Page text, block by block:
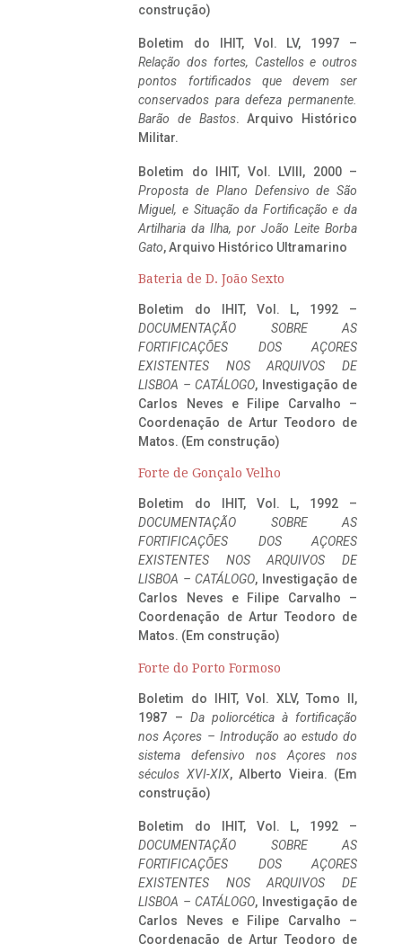
construção)
Boletim do IHIT, Vol. LV, 1997 –
Relação dos fortes, Castellos e outros
pontos fortificados que devem ser
conservados para defeza permanente.
Barão de Bastos. Arquivo Histórico
Militar.
Boletim do IHIT, Vol. LVIII, 2000 –
Proposta de Plano Defensivo de São
Miguel, e Situação da Fortificação e da
Artilharia da Ilha, por João Leite Borba
Gato, Arquivo Histórico Ultramarino
Bateria de D. João Sexto
Boletim do IHIT, Vol. L, 1992 –
DOCUMENTAÇÃO SOBRE AS
FORTIFICAÇÕES DOS AÇORES
EXISTENTES NOS ARQUIVOS DE
LISBOA – CATÁLOGO, Investigação de
Carlos Neves e Filipe Carvalho –
Coordenação de Artur Teodoro de
Matos. (Em construção)
Forte de Gonçalo Velho
Boletim do IHIT, Vol. L, 1992 –
DOCUMENTAÇÃO SOBRE AS
FORTIFICAÇÕES DOS AÇORES
EXISTENTES NOS ARQUIVOS DE
LISBOA – CATÁLOGO, Investigação de
Carlos Neves e Filipe Carvalho –
Coordenação de Artur Teodoro de
Matos. (Em construção)
Forte do Porto Formoso
Boletim do IHIT, Vol. XLV, Tomo II,
1987 – Da poliorcética à fortificação
nos Açores – Introdução ao estudo do
sistema defensivo nos Açores nos
séculos XVI-XIX, Alberto Vieira. (Em
construção)
Boletim do IHIT, Vol. L, 1992 –
DOCUMENTAÇÃO SOBRE AS
FORTIFICAÇÕES DOS AÇORES
EXISTENTES NOS ARQUIVOS DE
LISBOA – CATÁLOGO, Investigação de
Carlos Neves e Filipe Carvalho –
Coordenação de Artur Teodoro de